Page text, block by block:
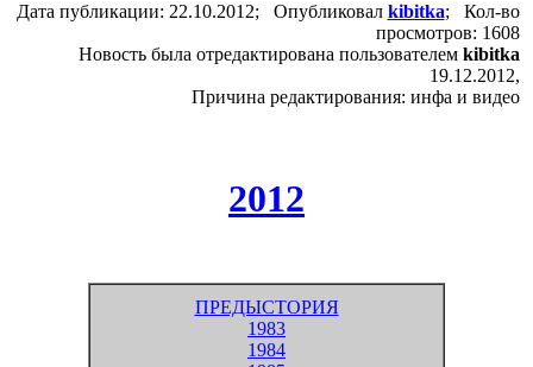
Дата публикации: 22.10.2012; Опубликовал kibitka; Кол-во
просмотров: 1608
Новость была отредактирована пользователем kibitka
19.12.2012,
Причина редактирования: инфа и видео
2012
ПРЕДЫСТОРИЯ
1983
1984